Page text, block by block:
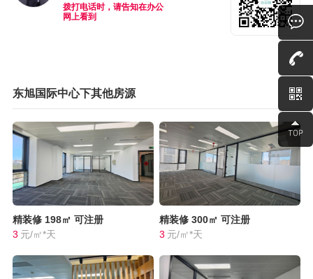
拨打电话时，请告知在办公
网上看到
东旭国际中心下其他房源
精装修 198㎡ 可注册
3 元/㎡*天
精装修 300㎡ 可注册
3 元/㎡*天